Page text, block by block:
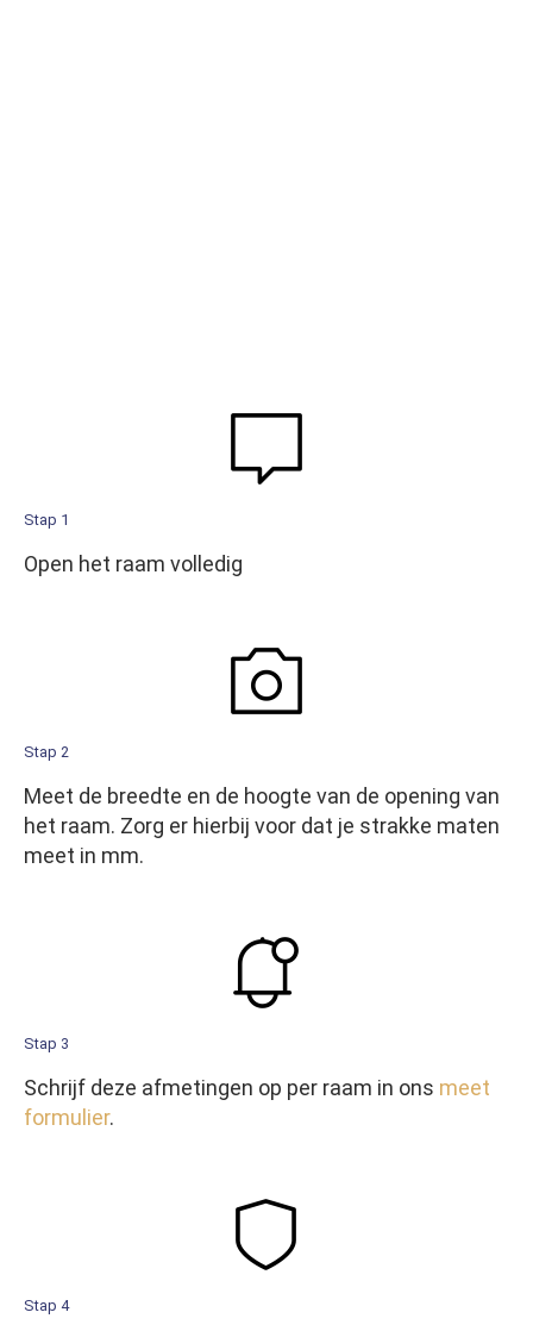
Stap 1
Open het raam volledig
Stap 2
Meet de breedte en de hoogte van de opening van
het raam. Zorg er hierbij voor dat je strakke maten
meet in mm.
Stap 3
Schrijf deze afmetingen op per raam in ons meet
formulier.
Stap 4